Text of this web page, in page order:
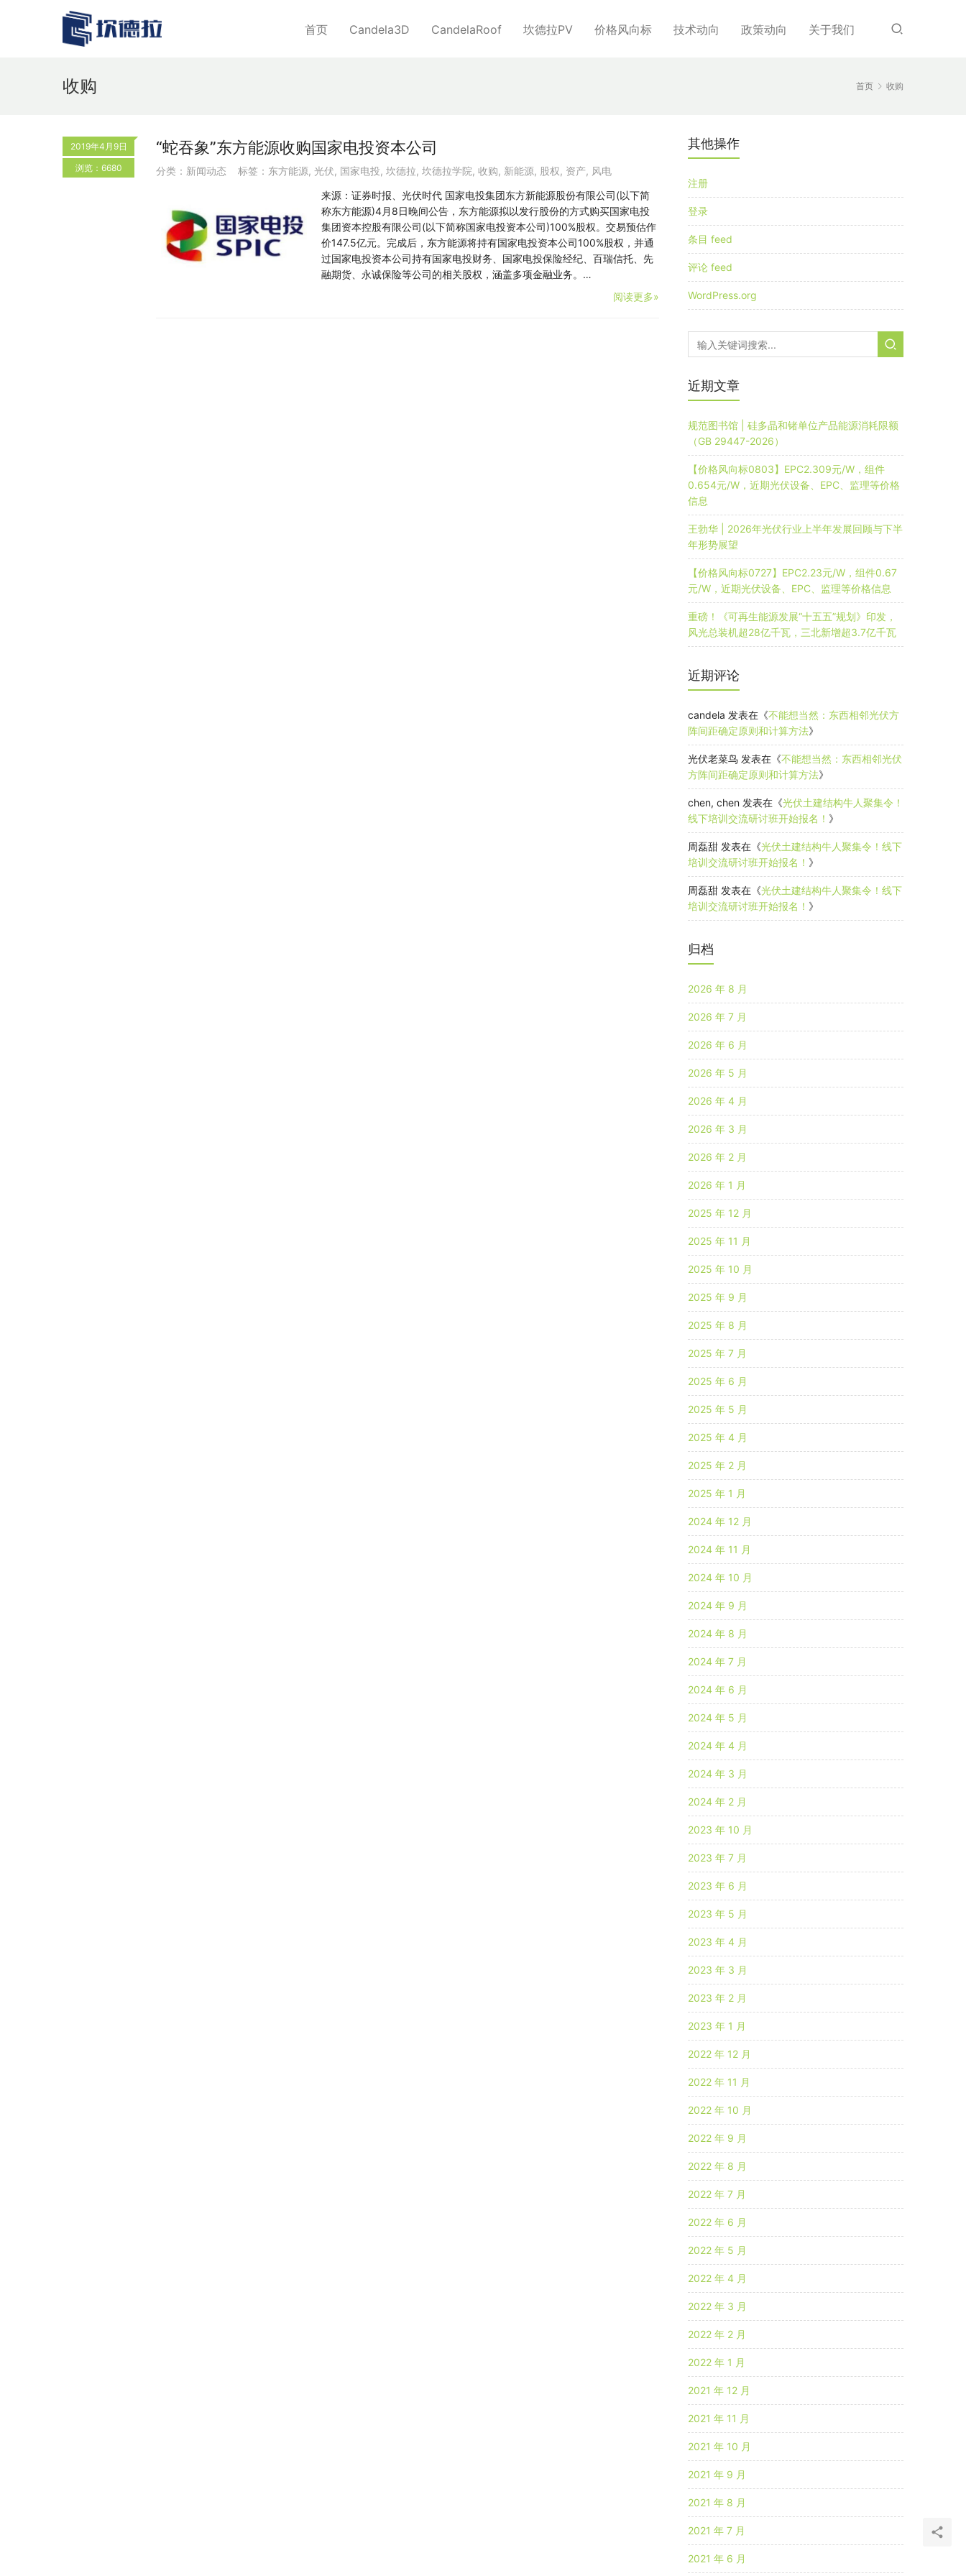
首页 Candela3D CandelaRoof 坎德拉PV 价格风向标 技术动向 政策动向 关于我们
首页 收购
收购
2019年4月9日
浏览：6680
“蛇吞象”东方能源收购国家电投资本公司
分类： 新闻动态 标签： 东方能源, 光伏, 国家电投, 坎德拉, 坎德拉学院, 收购, 新能源, 股权, 资产, 风电
来源：证券时报、光伏时代 国家电投集团东方新能源股份有限公司(以下简
称东方能源)4月8日晚间公告，东方能源拟以发行股份的方式购买国家电投
集团资本控股有限公司(以下简称国家电投资本公司)100%股权。交易预估作
价147.5亿元。完成后，东方能源将持有国家电投资本公司100%股权，并通
过国家电投资本公司持有国家电投财务、国家电投保险经纪、百瑞信托、先
融期货、永诚保险等公司的相关股权，涵盖多项金融业务。…
阅读更多»
其他操作
注册
登录
条目 feed
评论 feed
WordPress.org
近期文章
规范图书馆 | 硅多晶和锗单位产品能源消耗限额
（GB 29447-2026）
【价格风向标0803】EPC2.309元/W，组件
0.654元/W，近期光伏设备、EPC、监理等价格
信息
王勃华 | 2026年光伏行业上半年发展回顾与下半
年形势展望
【价格风向标0727】EPC2.23元/W，组件0.67
元/W，近期光伏设备、EPC、监理等价格信息
重磅！《可再生能源发展“十五五”规划》印发，
风光总装机超28亿千瓦，三北新增超3.7亿千瓦
近期评论
candela 发表在《不能想当然：东西相邻光伏方
阵间距确定原则和计算方法》
光伏老菜鸟 发表在《不能想当然：东西相邻光伏
方阵间距确定原则和计算方法》
chen, chen 发表在《光伏土建结构牛人聚集令！
线下培训交流研讨班开始报名！ 》
周磊甜 发表在《光伏土建结构牛人聚集令！线下
培训交流研讨班开始报名！ 》
周磊甜 发表在《光伏土建结构牛人聚集令！线下
培训交流研讨班开始报名！ 》
归档
2026 年 8 月
2026 年 7 月
2026 年 6 月
2026 年 5 月
2026 年 4 月
2026 年 3 月
2026 年 2 月
2026 年 1 月
2025 年 12 月
2025 年 11 月
2025 年 10 月
2025 年 9 月
2025 年 8 月
2025 年 7 月
2025 年 6 月
2025 年 5 月
2025 年 4 月
2025 年 2 月
2025 年 1 月
2024 年 12 月
2024 年 11 月
2024 年 10 月
2024 年 9 月
2024 年 8 月
2024 年 7 月
2024 年 6 月
2024 年 5 月
2024 年 4 月
2024 年 3 月
2024 年 2 月
2023 年 10 月
2023 年 7 月
2023 年 6 月
2023 年 5 月
2023 年 4 月
2023 年 3 月
2023 年 2 月
2023 年 1 月
2022 年 12 月
2022 年 11 月
2022 年 10 月
2022 年 9 月
2022 年 8 月
2022 年 7 月
2022 年 6 月
2022 年 5 月
2022 年 4 月
2022 年 3 月
2022 年 2 月
2022 年 1 月
2021 年 12 月
2021 年 11 月
2021 年 10 月
2021 年 9 月
2021 年 8 月
2021 年 7 月
2021 年 6 月